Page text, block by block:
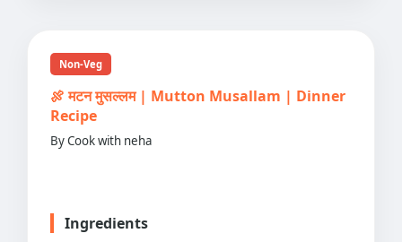
Non-Veg
🍖 मटन मुसल्लम | Mutton Musallam | Dinner
Recipe
By Cook with neha
Ingredients